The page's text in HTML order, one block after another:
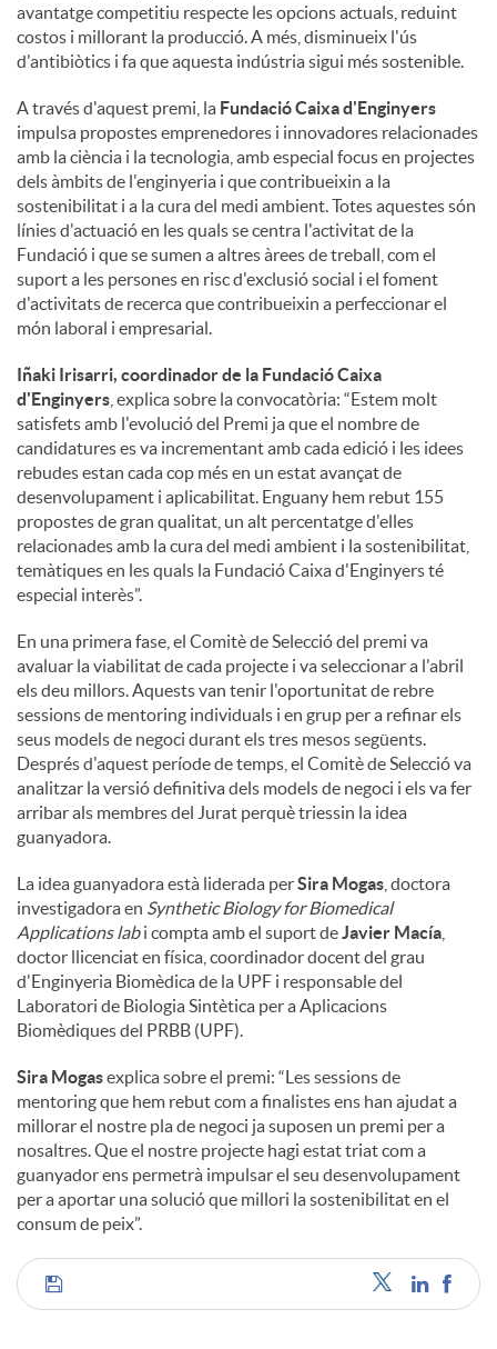
avantatge competitiu respecte les opcions actuals, reduint
costos i millorant la producció. A més, disminueix l'ús
d'antibiòtics i fa que aquesta indústria sigui més sostenible.
A través d'aquest premi, la Fundació Caixa d'Enginyers
impulsa propostes emprenedores i innovadores relacionades
amb la ciència i la tecnologia, amb especial focus en projectes
dels àmbits de l'enginyeria i que contribueixin a la
sostenibilitat i a la cura del medi ambient. Totes aquestes són
línies d'actuació en les quals se centra l'activitat de la
Fundació i que se sumen a altres àrees de treball, com el
suport a les persones en risc d'exclusió social i el foment
d'activitats de recerca que contribueixin a perfeccionar el
món laboral i empresarial.
Iñaki Irisarri, coordinador de la Fundació Caixa
d'Enginyers , explica sobre la convocatòria: “Estem molt
satisfets amb l'evolució del Premi ja que el nombre de
candidatures es va incrementant amb cada edició i les idees
rebudes estan cada cop més en un estat avançat de
desenvolupament i aplicabilitat. Enguany hem rebut 155
propostes de gran qualitat, un alt percentatge d'elles
relacionades amb la cura del medi ambient i la sostenibilitat,
temàtiques en les quals la Fundació Caixa d'Enginyers té
especial interès”.
En una primera fase, el Comitè de Selecció del premi va
avaluar la viabilitat de cada projecte i va seleccionar a l'abril
els deu millors. Aquests van tenir l'oportunitat de rebre
sessions de mentoring individuals i en grup per a refinar els
seus models de negoci durant els tres mesos següents.
Després d'aquest període de temps, el Comitè de Selecció va
analitzar la versió definitiva dels models de negoci i els va fer
arribar als membres del Jurat perquè triessin la idea
guanyadora.
La idea guanyadora està liderada perSira Mogas , doctora
investigadora en Synthetic Biology for Biomedical
Applications labi compta amb el suport deJavier Macía
doctor llicenciat en física, coordinador docent del grau
d'Enginyeria Biomèdica de la UPF i responsable del
Laboratori de Biologia Sintètica per a Aplicacions
Biomèdiques del PRBB (UPF).
Sira Mogasexplica sobre el premi: “Les sessions de
mentoring que hem rebut com a finalistes ens han ajudat a
millorar el nostre pla de negoci ja suposen un premi per a
nosaltres. Que el nostre projecte hagi estat triat com a
guanyador ens permetrà impulsar el seu desenvolupament
per a aportar una solució que millori la sostenibilitat en el
consum de peix”.
C